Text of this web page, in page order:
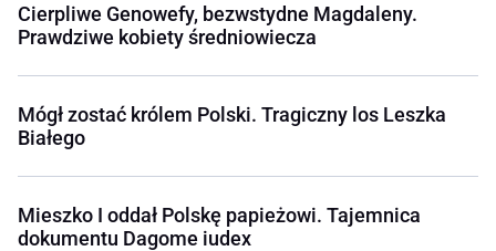
Cierpliwe Genowefy, bezwstydne Magdaleny.
Prawdziwe kobiety średniowiecza
Mógł zostać królem Polski. Tragiczny los Leszka
Białego
Mieszko I oddał Polskę papieżowi. Tajemnica
dokumentu Dagome iudex